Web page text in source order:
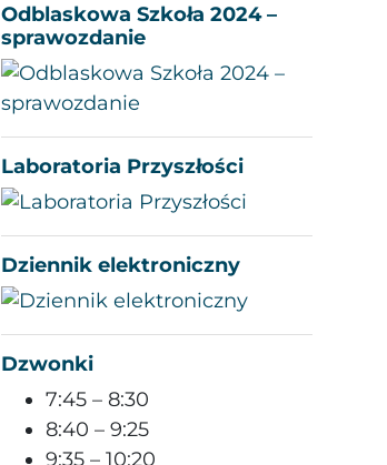
Odblaskowa Szkoła 2024 –
sprawozdanie
Laboratoria Przyszłości
Dziennik elektroniczny
Dzwonki
7:45 – 8:30
8:40 – 9:25
9:35 – 10:20